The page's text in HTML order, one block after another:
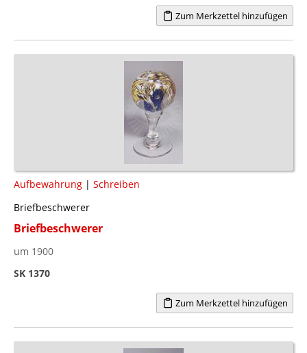
Zum Merkzettel hinzufügen
Aufbewahrung | Schreiben
Briefbeschwerer
Briefbeschwerer
um 1900
SK 1370
Zum Merkzettel hinzufügen